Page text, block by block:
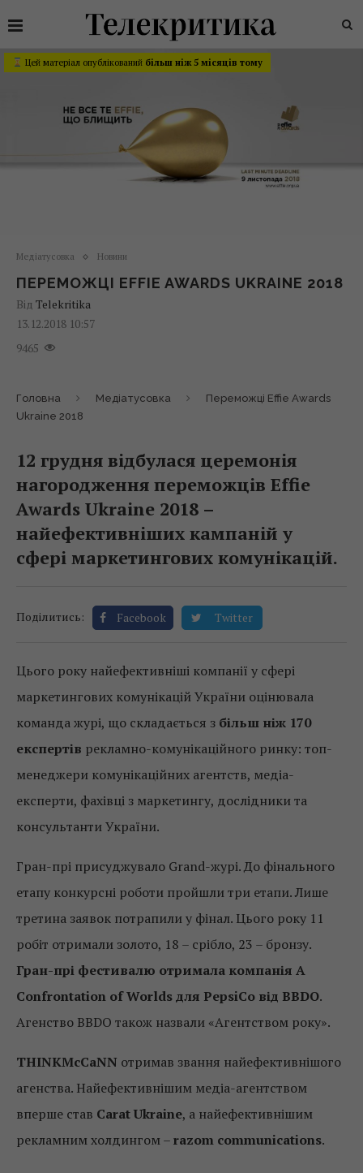
Цей матеріал опублікований більш ніж 5 місяців тому
Медіатусовка Новини
ПЕРЕМОЖЦІ EFFIE AWARDS UKRAINE 2018
Від Telekritika
13.12.2018 10:57
9465
Головна Медіатусовка
Переможці Effie Awards
Ukraine 2018
12 грудня відбулася церемонія
нагородження переможців Effie
Awards Ukraine 2018 –
найефективніших кампаній у
сфері маркетингових комунікацій.
Поділитись: Facebook Twitter
Цього року найефективніші компанії у сфері
маркетингових комунікацій України оцінювала
команда журі, що складається з більш ніж 170
експертів рекламно-комунікаційного ринку: топ-
менеджери комунікаційних агентств, медіа-
експерти, фахівці з маркетингу, дослідники та
консультанти України.
Гран-прі присуджувало Grand-журі. До фінального
етапу конкурсні роботи пройшли три етапи. Лише
третина заявок потрапили у фінал. Цього року 11
робіт отримали золото, 18 – срібло, 23 – бронзу.
Гран-прі фестивалю отримала компанія A
Confrontation of Worlds для PepsiCo від BBDO.
Агенство BBDO також назвали «Агентством року».
THINKMcCaNN отримав звання найефективнішого
агенства. Найефективнішим медіа-агентством
вперше став Carat Ukraine, а найефективнішим
рекламним холдингом –razom communications.